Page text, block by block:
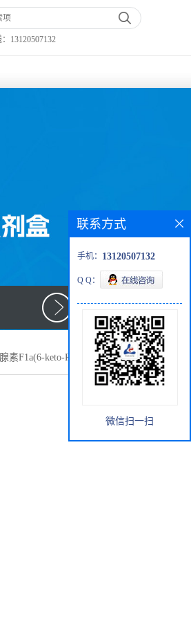
13120507132
素F1a(6-keto-PGF1a)elisa试剂盒
联系方式
手机： 13120507132
Q Q：
微信扫一扫